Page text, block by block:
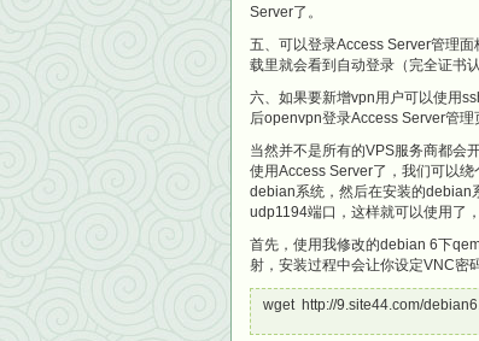
Server了。
五、可以登录Access Server管理
载里就会看到自动登录（完全证书
六、如果要新增vpn用户可以使用
后openvpn登录Access Server管理
当然并不是所有的VPS服务商都会
使用Access Server了，我们可以
debian系统，然后在安装的debian
udp1194端口，这样就可以使用了
首先，使用我修改的debian 6下
射，安装过程中会让你设定VNC密
wget http://9.site44.com/